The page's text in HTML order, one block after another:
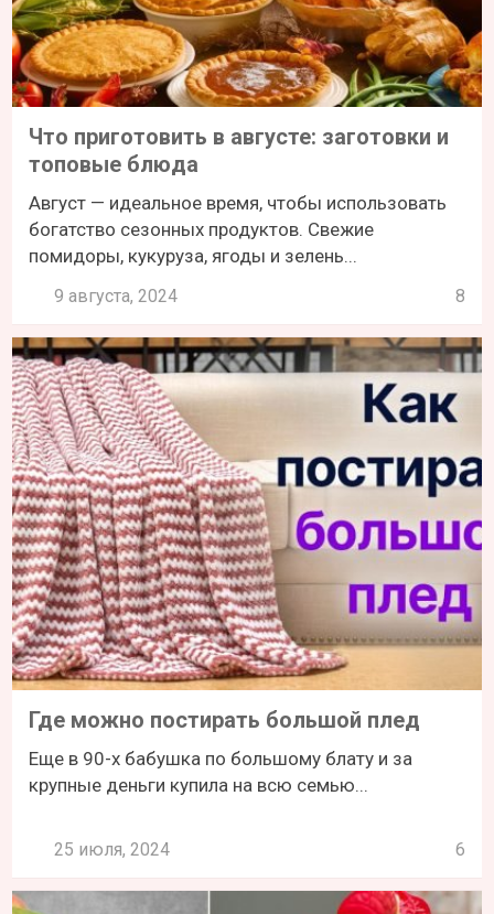
Что приготовить в августе: заготовки и
топовые блюда
Август — идеальное время, чтобы использовать
богатство сезонных продуктов. Свежие
помидоры, кукуруза, ягоды и зелень...
9 августа, 2024 8
Где можно постирать большой плед
Еще в 90-х бабушка по большому блату и за
крупные деньги купила на всю семью...
25 июля, 2024 6